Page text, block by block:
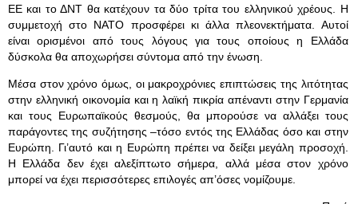
ΕΕ και το ΔΝΤ θα κατέχουν τα δύο τρίτα του ελληνικού χρέους. Η
συμμετοχή στο ΝΑΤΟ προσφέρει κι άλλα πλεονεκτήματα. Αυτοί
είναι ορισμένοι από τους λόγους για τους οποίους η Ελλάδα
δύσκολα θα αποχωρήσει σύντομα από την ένωση.
Μέσα στον χρόνο όμως, οι μακροχρόνιες επιπτώσεις της λιτότητας
στην ελληνική οικονομία και η λαϊκή πικρία απέναντι στην Γερμανία
και τους Ευρωπαϊκούς θεσμούς, θα μπορούσε να αλλάξει τους
παράγοντες της συζήτησης –τόσο εντός της Ελλάδας όσο και στην
Ευρώπη. Γι’αυτό και η Ευρώπη πρέπει να δείξει μεγάλη προσοχή.
Η Ελλάδα δεν έχει αλεξίπτωτο σήμερα, αλλά μέσα στον χρόνο
μπορεί να έχει περισσότερες επιλογές απ’όσες νομίζουμε.